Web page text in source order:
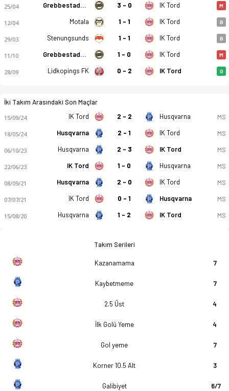
25/04 Grebbestads IF 3 - 0 IK Tord M
12/04 Motala 1 - 1 IK Tord B
29/03 Stenungsunds 1 - 1 IK Tord B
11/10 Grebbestads IF 1 - 0 IK Tord M
28/09 Lidkopings FK 0 - 2 IK Tord G
İki Takım Arasındaki Son Maçlar
15/09/24 IK Tord 2 - 2 Husqvarna MS
18/05/24 Husqvarna 2 - 1 IK Tord MS
06/10/23 Husqvarna 2 - 3 IK Tord MS
22/06/23 IK Tord 1 - 0 Husqvarna MS
08/09/21 Husqvarna 2 - 0 IK Tord MS
07/07/21 IK Tord 0 - 1 Husqvarna MS
15/08/20 Husqvarna 1 - 2 IK Tord MS
Takım Serileri
Kazanamama 7
Kaybetmeme 7
2.5 Üst 4
İlk Golü Yeme 4
Gol yeme 7
Korner 10.5 Alt 3
Galibiyet 6/7